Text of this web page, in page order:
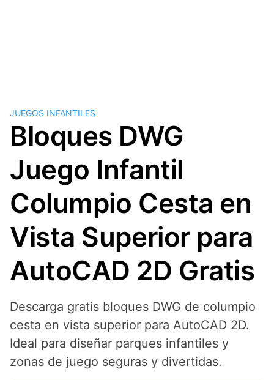
JUEGOS INFANTILES
Bloques DWG
Juego Infantil
Columpio Cesta en
Vista Superior para
AutoCAD 2D Gratis
Descarga gratis bloques DWG de columpio
cesta en vista superior para AutoCAD 2D.
Ideal para diseñar parques infantiles y
zonas de juego seguras y divertidas.